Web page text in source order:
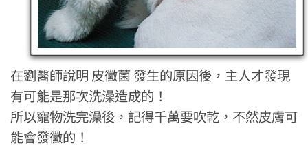
在劉醫師說明 皮黴菌 發生的原因後，主人才發現
有可能是那次洗澡造成的！
所以寵物洗完澡後，記得千萬要吹乾，不然皮膚可
能會發黴的！